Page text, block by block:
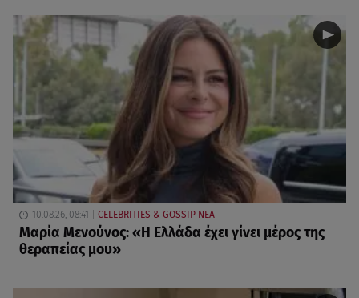
10.08.26, 08:41 CELEBRITIES & GOSSIP ΝΕΑ
Μαρία Μενούνος: «Η Ελλάδα έχει γίνει μέρος της
θεραπείας μου»